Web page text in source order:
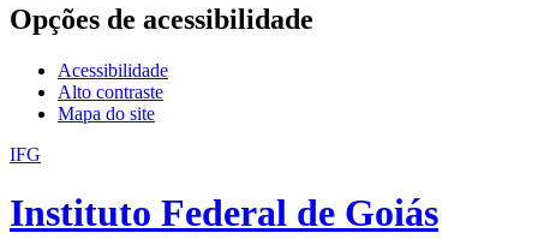
Opções de acessibilidade
Acessibilidade
Alto contraste
Mapa do site
IFG
Instituto Federal de Goiás